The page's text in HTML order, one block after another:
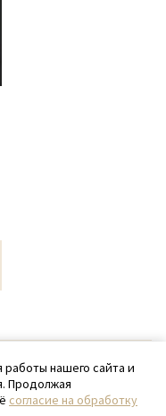
87
нашего сайта и
Продолжая
согласие на обработку